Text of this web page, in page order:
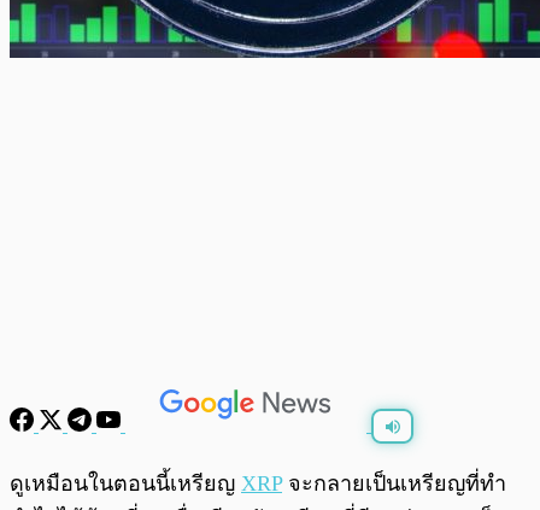
พร้อมเล่น 0:00 0:00
ดูเหมือนในตอนนี้เหรียญ XRPจะกลายเป็นเหรียญที่ทำ